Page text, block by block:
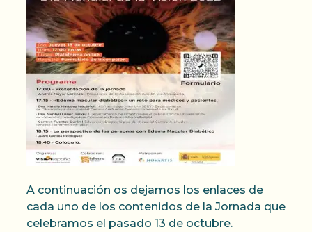
A continuación os dejamos los enlaces de
cada uno de los contenidos de la Jornada que
celebramos el pasado 13 de octubre.